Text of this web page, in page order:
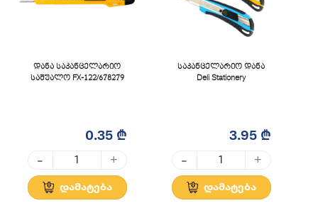
დანა საკანცელარიო
საშუალო FX-122/678279
0.35 ₾
- +
დამატება
საკანცელარიო დანა
Deli Stationery
3.95 ₾
- +
დამატება